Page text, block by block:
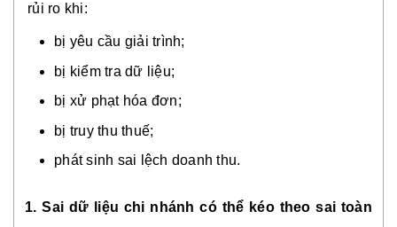
rủi ro khi:
bị yêu cầu giải trình;
bị kiểm tra dữ liệu;
bị xử phạt hóa đơn;
bị truy thu thuế;
phát sinh sai lệch doanh thu.
1. Sai dữ liệu chi nhánh có thể kéo theo sai toàn